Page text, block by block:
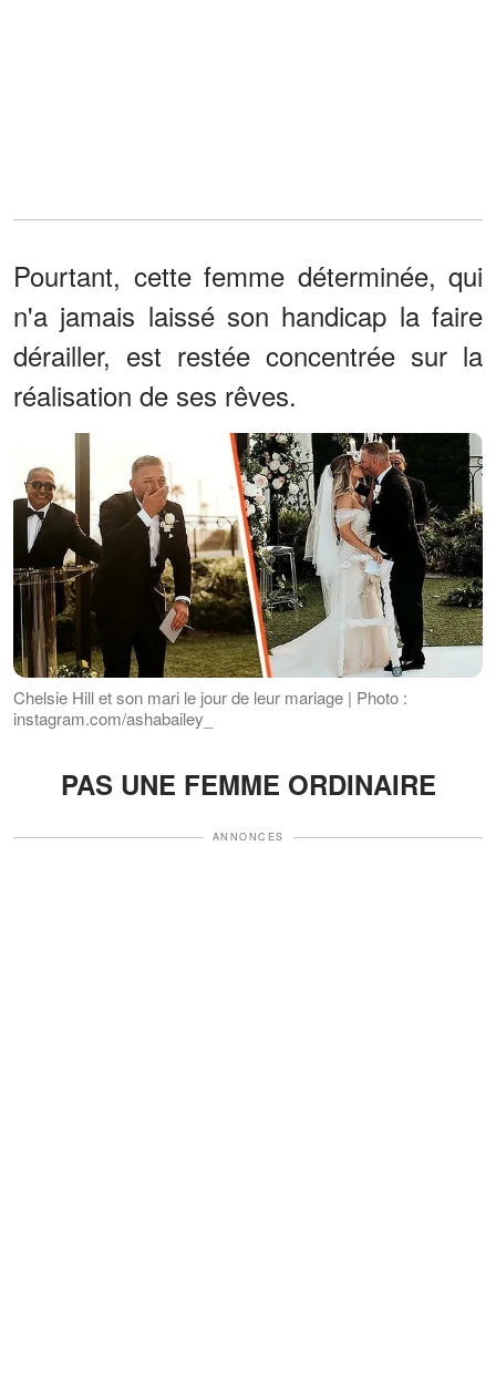
Pourtant, cette femme déterminée, qui
n'a jamais laissé son handicap la faire
dérailler, est restée concentrée sur la
réalisation de ses rêves.
Chelsie Hill et son mari le jour de leur mariage | Photo :
instagram.com/ashabailey_
PAS UNE FEMME ORDINAIRE
ANNONCES